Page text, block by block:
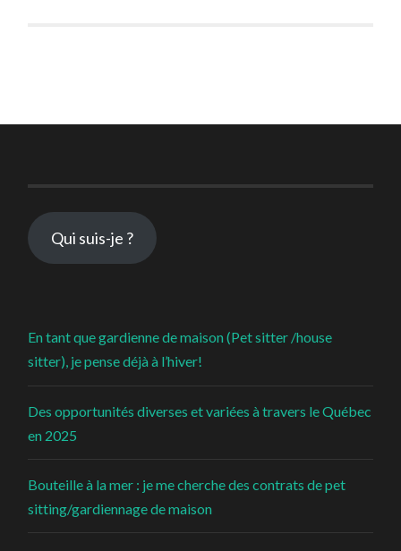
Qui suis-je ?
En tant que gardienne de maison (Pet sitter /house
sitter), je pense déjà à l’hiver!
Des opportunités diverses et variées à travers le Québec
en 2025
Bouteille à la mer : je me cherche des contrats de pet
sitting/gardiennage de maison